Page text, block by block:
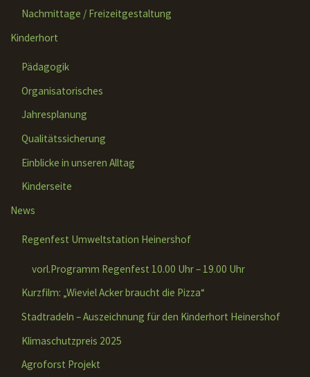
Nachmittage / Freizeitgestaltung
Kinderhort
Pädagogik
Organisatorisches
Jahresplanung
Qualitätssicherung
Einblicke in unseren Alltag
Kinderseite
News
Regenfest Umweltstation Heinershof
vorl.Programm Regenfest 10.00 Uhr – 19.00 Uhr
Kurzfilm: „Wieviel Acker braucht die Pizza“
Stadtradeln – Auszeichnung für den Kinderhort Heinershof
Klimaschutzpreis 2025
Agroforst Projekt